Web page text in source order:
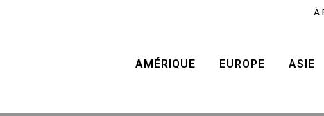
À
AMÉRIQUE EUROPE ASIE